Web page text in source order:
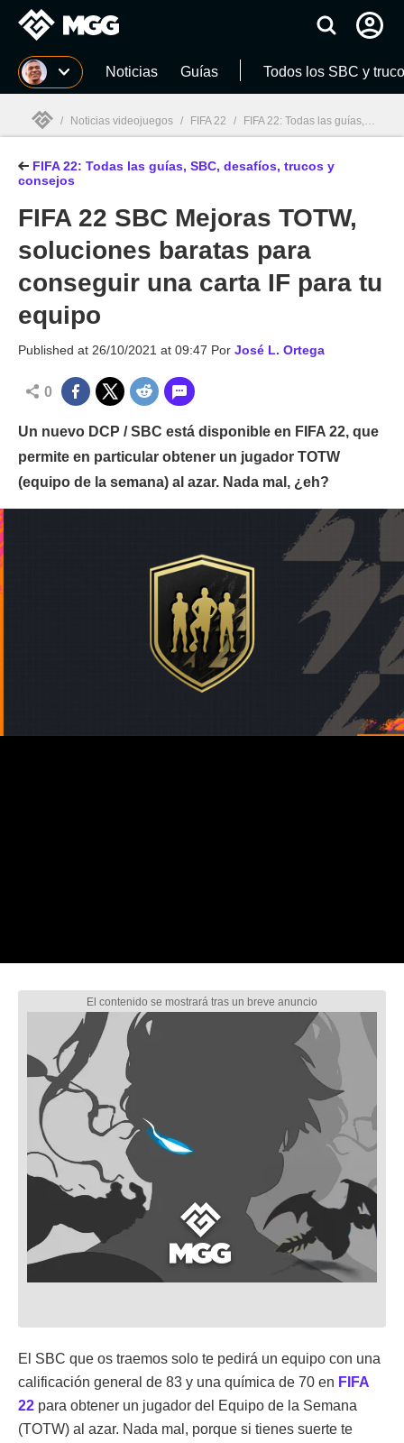
MGG Noticias Guías Todos los SBC y
MGG
/ Noticias videojuegos / FIFA 22 / FIFA 22: Todas las guías, SBC, desafíos, trucos y consejos
FIFA 22: Todas las guías, SBC, desafíos, trucos y
consejos
FIFA 22 SBC Mejoras TOTW,
soluciones baratas para
conseguir una carta IF para tu
equipo
Published at 26/10/2021 at 09:47 Por José L. Ortega
0
Un nuevo DCP / SBC está disponible en FIFA 22, que
permite en particular obtener un jugador TOTW
(equipo de la semana) al azar. Nada mal, ¿eh?
El SBC que os traemos solo te pedirá un equipo con una
calificación general de 83 y una química de 70 en FIFA
22 para obtener un jugador del Equipo de la Semana
(TOTW) al azar. Nada mal, porque si tienes suerte te